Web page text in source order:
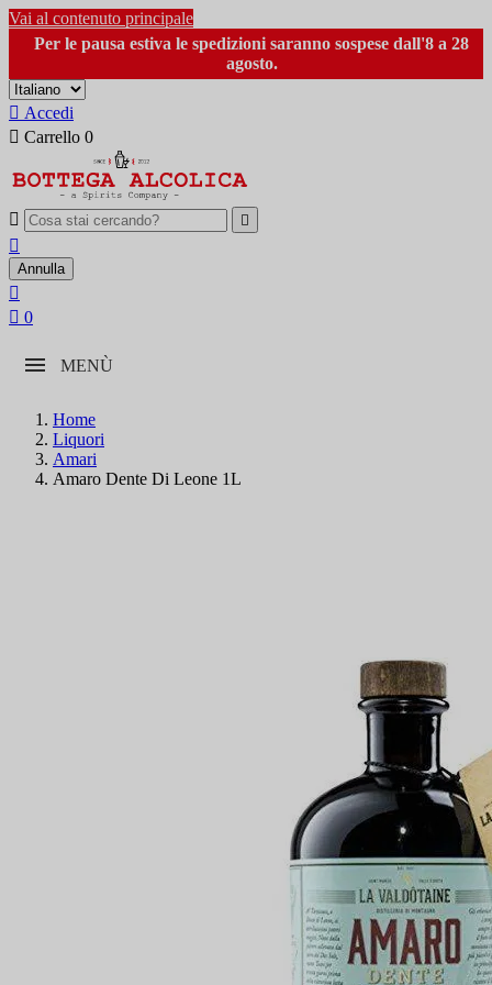
Vai al contenuto principale
Per le pausa estiva le spedizioni saranno sospese dall'8 a 28
agosto.
 Accedi
 Carrello 0
 

Annulla

 0
MENÙ
Home
Liquori
Amari
Amaro Dente Di Leone 1L